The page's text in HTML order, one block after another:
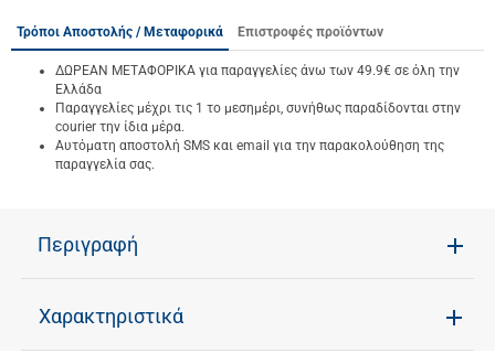
Τρόποι Αποστολής / Μεταφορικά Επιστροφές προϊόντων
ΔΩΡΕΑΝ ΜΕΤΑΦΟΡΙΚΑ για παραγγελίες άνω των 49.9€ σε όλη την
Ελλάδα
Παραγγελίες μέχρι τις 1 το μεσημέρι, συνήθως παραδίδονται στην
courier την ίδια μέρα.
Αυτόματη αποστολή SMS και email για την παρακολούθηση της
παραγγελία σας.
Περιγραφή
Χαρακτηριστικά